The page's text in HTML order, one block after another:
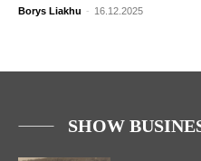
Borys Liakhu - 16.12.2025
SHOW